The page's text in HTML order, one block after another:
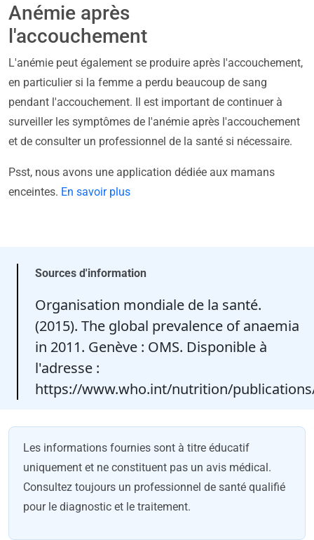
Anémie après
l'accouchement
L'anémie peut également se produire après l'accouchement,
en particulier si la femme a perdu beaucoup de sang
pendant l'accouchement. Il est important de continuer à
surveiller les symptômes de l'anémie après l'accouchement
et de consulter un professionnel de la santé si nécessaire.
Psst, nous avons une application dédiée aux mamans
enceintes. En savoir plus
Sources d'information
Organisation mondiale de la santé.
(2015). The global prevalence of anaemia
in 2011. Genève : OMS. Disponible à
l'adresse :
https://www.who.int/nutrition/
Les informations fournies sont à titre éducatif
uniquement et ne constituent pas un avis médical.
Consultez toujours un professionnel de santé qualifié
pour le diagnostic et le traitement.